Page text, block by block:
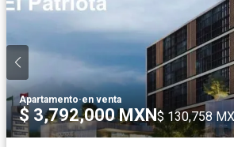
Apartamento·en venta
$ 3,792,000 MXN$ 130,758